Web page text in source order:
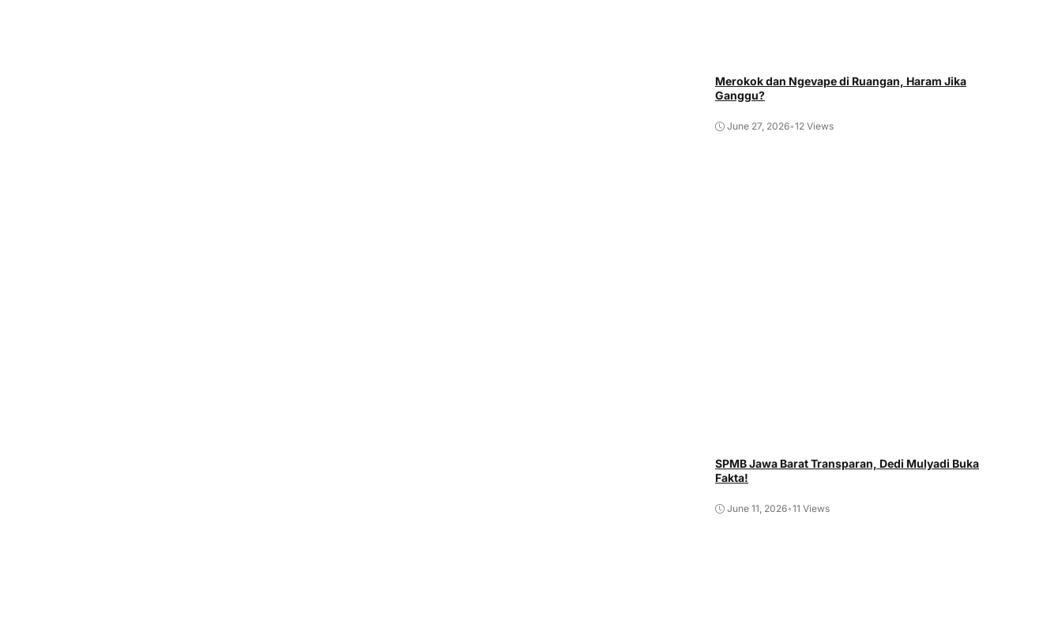
Merokok dan Ngevape di Ruangan, Haram Jika
Ganggu?
June 27, 2026•12 Views
SPMB Jawa Barat Transparan, Dedi Mulyadi Buka
Fakta!
June 11, 2026•11 Views